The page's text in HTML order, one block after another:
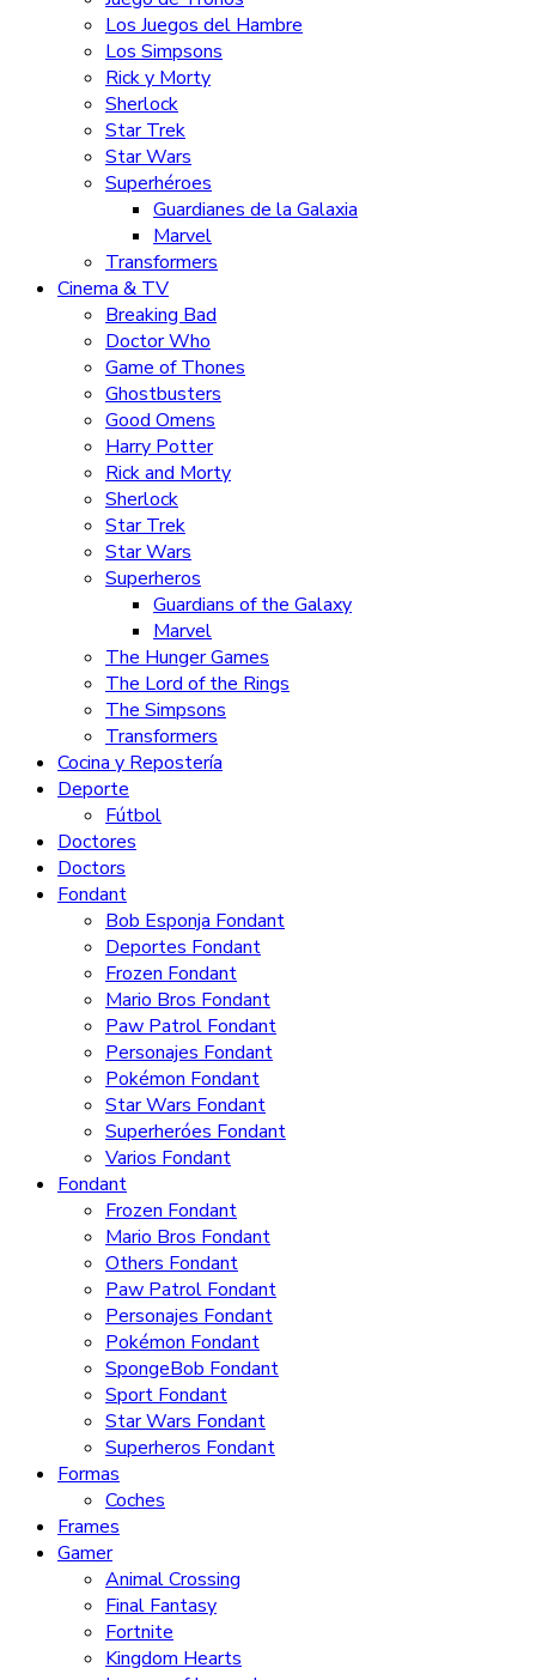
Los Juegos del Hambre
Los Simpsons
Rick y Morty
Sherlock
Star Trek
Star Wars
Superhéroes
Guardianes de la Galaxia
Marvel
Transformers
Cinema & TV
Breaking Bad
Doctor Who
Game of Thones
Ghostbusters
Good Omens
Harry Potter
Rick and Morty
Sherlock
Star Trek
Star Wars
Superheros
Guardians of the Galaxy
Marvel
The Hunger Games
The Lord of the Rings
The Simpsons
Transformers
Cocina y Repostería
Deporte
Fútbol
Doctores
Doctors
Fondant
Bob Esponja Fondant
Deportes Fondant
Frozen Fondant
Mario Bros Fondant
Paw Patrol Fondant
Personajes Fondant
Pokémon Fondant
Star Wars Fondant
Superheróes Fondant
Varios Fondant
Fondant
Frozen Fondant
Mario Bros Fondant
Others Fondant
Paw Patrol Fondant
Personajes Fondant
Pokémon Fondant
SpongeBob Fondant
Sport Fondant
Star Wars Fondant
Superheros Fondant
Formas
Coches
Frames
Gamer
Animal Crossing
Final Fantasy
Fortnite
Kingdom Hearts